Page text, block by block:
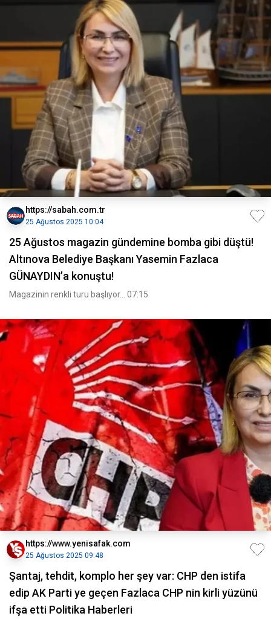
https://sabah.com.tr
25 Ağustos 2025 10:04
25 Ağustos magazin gündemine bomba gibi düştü!
Altınova Belediye Başkanı Yasemin Fazlaca
GÜNAYDIN’a konuştu!
Magazinin renkli turu başlıyor... 07:15
https://www.yenisafak.com
25 Ağustos 2025 09:48
Şantaj, tehdit, komplo her şey var: CHP den istifa
edip AK Parti ye geçen Fazlaca CHP nin kirli yüzünü
ifşa etti Politika Haberleri